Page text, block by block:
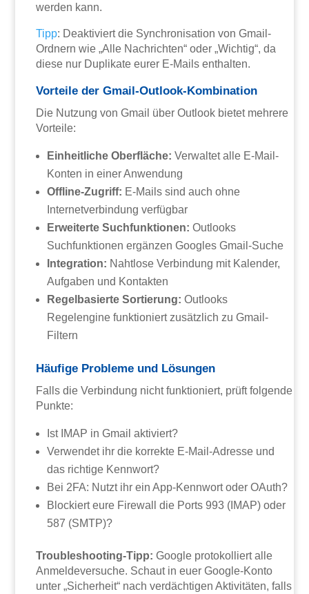
werden kann.
Tipp: Deaktiviert die Synchronisation von Gmail-
Ordnern wie „Alle Nachrichten“ oder „Wichtig“, da
diese nur Duplikate eurer E-Mails enthalten.
Vorteile der Gmail-Outlook-Kombination
Die Nutzung von Gmail über Outlook bietet mehrere
Vorteile:
Einheitliche Oberfläche: Verwaltet alle E-Mail-
Konten in einer Anwendung
Offline-Zugriff: E-Mails sind auch ohne
Internetverbindung verfügbar
Erweiterte Suchfunktionen: Outlooks
Suchfunktionen ergänzen Googles Gmail-Suche
Integration: Nahtlose Verbindung mit Kalender,
Aufgaben und Kontakten
Regelbasierte Sortierung: Outlooks
Regelengine funktioniert zusätzlich zu Gmail-
Filtern
Häufige Probleme und Lösungen
Falls die Verbindung nicht funktioniert, prüft folgende
Punkte:
Ist IMAP in Gmail aktiviert?
Verwendet ihr die korrekte E-Mail-Adresse und
das richtige Kennwort?
Bei 2FA: Nutzt ihr ein App-Kennwort oder OAuth?
Blockiert eure Firewall die Ports 993 (IMAP) oder
587 (SMTP)?
Troubleshooting-Tipp: Google protokolliert alle
Anmeldeversuche. Schaut in euer Google-Konto
unter „Sicherheit“ nach verdächtigen Aktivitäten, falls